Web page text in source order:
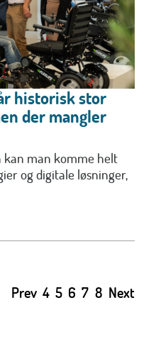
historisk stor
der mangler
kan man komme helt
og digitale løsninger,
Prev 4 5 6 7 8 Next